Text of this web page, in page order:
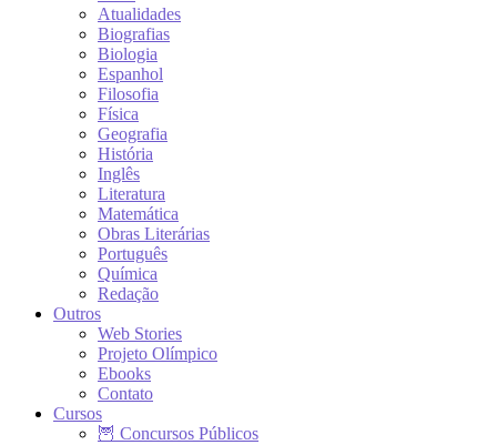
Atualidades
Biografias
Biologia
Espanhol
Filosofia
Física
Geografia
História
Inglês
Literatura
Matemática
Obras Literárias
Português
Química
Redação
Outros
Web Stories
Projeto Olímpico
Ebooks
Contato
Cursos
🦉 Concursos Públicos